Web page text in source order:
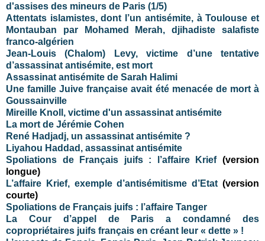
d'assises des mineurs de Paris (1/5)
Attentats islamistes, dont l’un antisémite, à Toulouse et
Montauban par Mohamed Merah, djihadiste salafiste
franco-algérien
Jean-Louis (Chalom) Levy, victime d’une tentative
d’assassinat antisémite, est mort
Assassinat antisémite de Sarah Halimi
Une famille Juive française avait été menacée de mort à
Goussainville
Mireille Knoll, victime d'un assassinat antisémite
La mort de Jérémie Cohen
René Hadjadj, un assassinat antisémite ?
Liyahou Haddad, assassinat antisémite
Spoliations de Français juifs : l’affaire Krief(version
longue)
L’affaire Krief, exemple d’antisémitisme d’Etat (version
courte)
Spoliations de Français juifs : l’affaire Tanger
La Cour d’appel de Paris a condamné des
copropriétaires juifs français en créant leur « dette » !